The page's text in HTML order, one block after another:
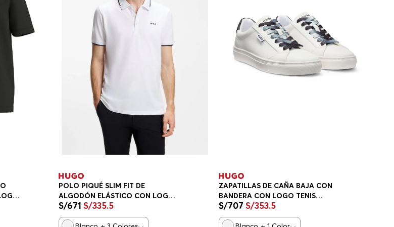
POLO PIQUÉ SLIM FIT DE
ALGODÓN ELÁSTICO CON LOGO
HOMBRE
S/671S/335.5
ZAPATILLAS DE CAÑA BAJA CON
BANDERA CON LOGO TENIS
MUJER
S/707S/353.5